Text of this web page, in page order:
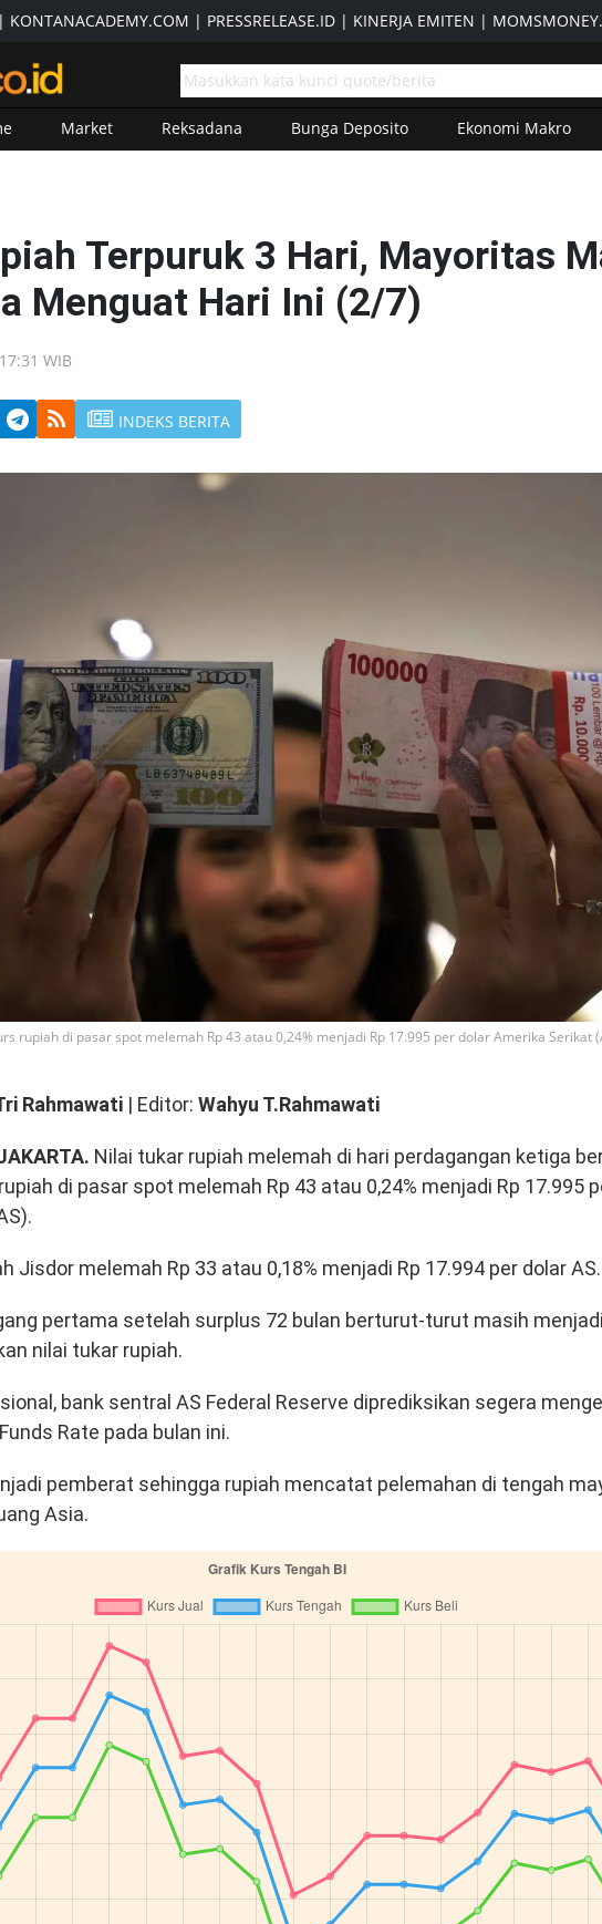
| KONTANACADEMY.COM | PRESSRELEASE.ID | KINERJA EMITEN |
Market Reksadana Bunga Deposito Ekonomi Makro
Terpuruk 3 Hari, Mayoritas
Menguat Hari Ini (2/7)
WIB
INDEKS BERITA
rupiah di pasar spot melemah Rp 43 atau 0,24% menjadi Rp 17.995 per dolar Amerika Serikat
Rahmawati | Editor: Wahyu T.Rahmawati
Nilai tukar rupiah melemah di hari perdagangan ketiga
di pasar spot melemah Rp 43 atau 0,24% menjadi Rp 17.995
Jisdor melemah Rp 33 atau 0,18% menjadi Rp 17.994 per dolar AS.
pertama setelah surplus 72 bulan berturut-turut masih
nilai tukar rupiah.
bank sentral AS Federal Reserve diprediksikan segera
Rate pada bulan ini.
pemberat sehingga rupiah mencatat pelemahan di tengah
Asia.